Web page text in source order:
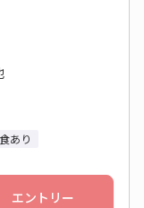
あり
エントリー